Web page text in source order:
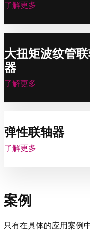
了解更多
大扭矩波纹管
器
了解更多
弹性联轴器
了解更多
案例
只有在具体的应用案例